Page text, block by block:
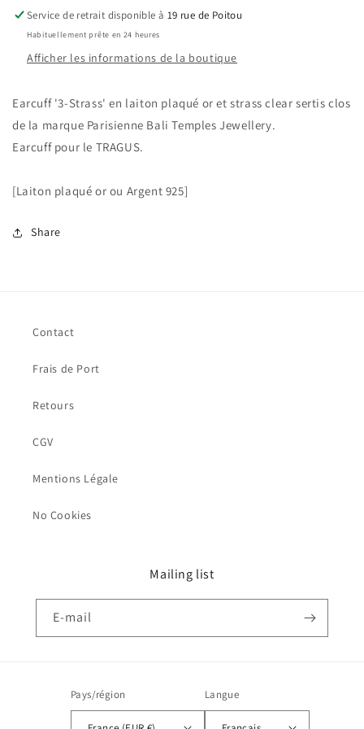
strass
strass
Service de retrait disponible à 19 rue de Poitou
Habituellement prête en 24 heures
Afficher les informations de la boutique
Earcuff '3-Strass' en laiton plaqué or et strass clear sertis clos
de la marque Parisienne Bali Temples Jewellery.
Earcuff pour le TRAGUS.
[Laiton plaqué or ou Argent 925]
Share
Contact
Frais de Port
Retours
CGV
Mentions Légale
No Cookies
Mailing list
E-mail
Pays/région Langue